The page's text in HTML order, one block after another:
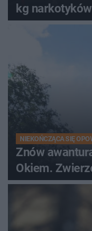
kg narkotyków
NIEKOŃCZĄCA SIĘ
Znów
Okiem.